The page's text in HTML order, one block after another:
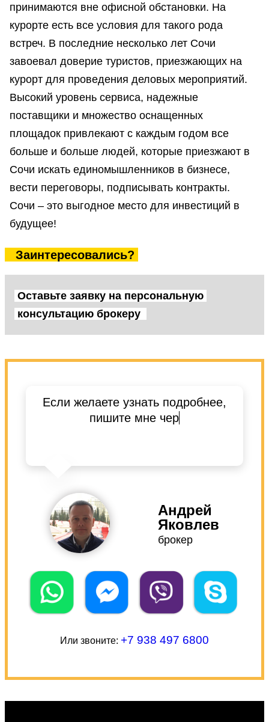
принимаются вне офисной обстановки. На
курорте есть все условия для такого рода
встреч. В последние несколько лет Сочи
завоевал доверие туристов, приезжающих на
курорт для проведения деловых мероприятий.
Высокий уровень сервиса, надежные
поставщики и множество оснащенных
площадок привлекают с каждым годом все
больше и больше людей, которые приезжают в
Сочи искать единомышленников в бизнесе,
вести переговоры, подписывать контракты.
Сочи – это выгодное место для инвестиций в
будущее!
Заинтересовались?
Оставьте заявку на персональную
консультацию брокеру
Если желаете узнать подробнее,
пишите мне через свое любимое
Андрей
Яковлев
брокер
Или звоните: +7 938 497 6800